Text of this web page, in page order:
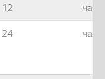
12
24 часа